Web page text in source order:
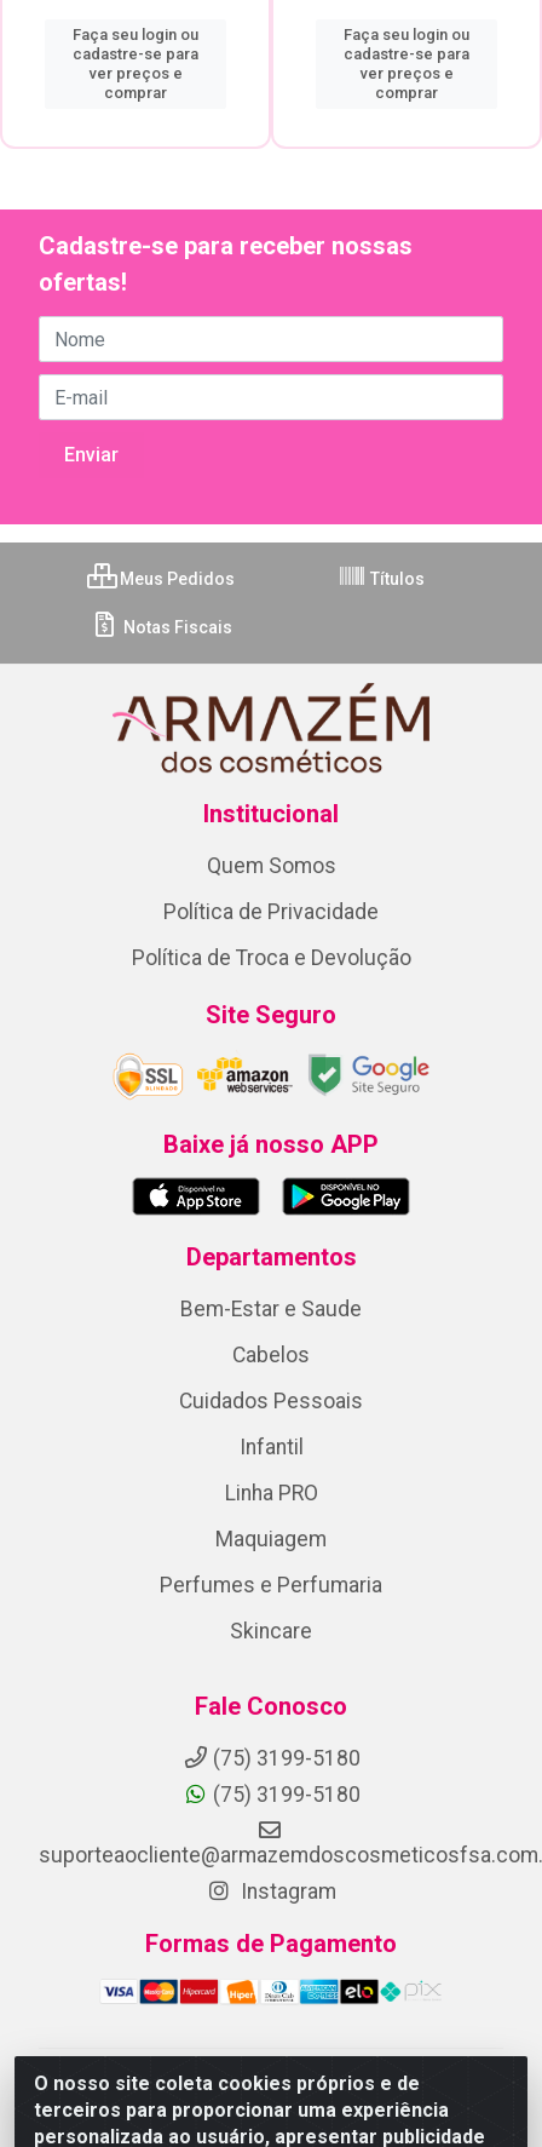
Faça seu login ou
cadastre-se para
ver preços e
comprar
Faça seu login ou
cadastre-se para
ver preços e
comprar
O nosso site coleta cookies próprios e de
terceiros para proporcionar uma experiência
personalizada ao usuário, apresentar publicidade
Cadastre-se para receber nossas
ofertas!
Meus Pedidos Títulos
Notas Fiscais
Institucional
Quem Somos
Política de Privacidade
Política de Troca e Devolução
Site Seguro
Baixe já nosso APP
Departamentos
Bem-Estar e Saude
Cabelos
Cuidados Pessoais
Infantil
Linha PRO
Maquiagem
Perfumes e Perfumaria
Skincare
Fale Conosco
(75) 3199-5180
(75) 3199-5180
Instagram
Formas de Pagamento
ARMAZEM DOS COSMETICOS DISTRIBUIDORA LTDA -
Av.Transnordestina, 2222 - Parque Ipê, Feira de
Santana/BA - CEP 44.054-008 - CNPJ 07.246.802/0001-